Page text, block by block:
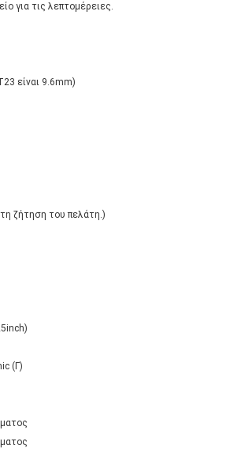
για τις λεπτομέρειες.
είναι 9.6mm)
ζήτηση του πελάτη.)
(Γ)